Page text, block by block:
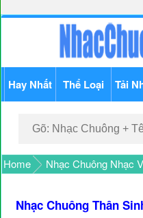
Hay Nhất Thể Loại Tải
Home Nhạc Chuông Nhạc
Nhạc Chuông Thân